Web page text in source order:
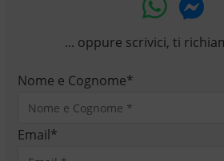
... oppure scrivici, ti
Nome e Cognome*
Email*